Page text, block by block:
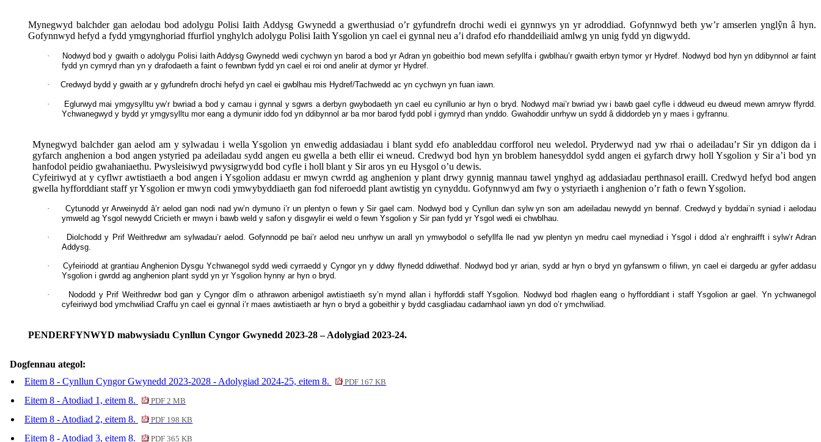
Mynegwyd balchder gan aelodau bod adolygu Polisi Iaith Addysg Gwynedd a gwerthusiad o’r gyfundrefn drochi wedi ei gynnwys yn yr adroddiad. Gofynnwyd beth yw’r amserlen ynglŷn â hyn.
Gofynnwyd hefyd a fydd ymgynghoriad ffurfiol ynghylch adolygu Polisi Iaith Ysgolion yn cael ei gynnal neu a’i drafod efo rhanddeiliaid amlwg yn unig fydd yn digwydd.
·
Nodwyd bod y gwaith o adolygu Polisi Iaith Addysg Gwynedd wedi cychwyn yn barod a bod yr Adran yn gobeithio bod mewn sefyllfa i gwblhau’r gwaith erbyn tymor yr Hydref. Nodwyd bod hyn yn ddibynnol ar faint
fydd yn cymryd rhan yn y drafodaeth a faint o fewnbwn fydd yn cael ei roi ond anelir at dymor yr Hydref.
· Credwyd bydd y gwaith ar y gyfundrefn drochi hefyd yn cael ei gwblhau mis Hydref/Tachwedd ac yn cychwyn yn fuan iawn.
·
Eglurwyd mai ymgysylltu yw’r bwriad a bod y camau i gynnal y sgwrs a derbyn gwybodaeth yn cael eu cynllunio ar hyn o bryd. Nodwyd mai’r bwriad yw i bawb gael cyfle i ddweud eu dweud mewn amryw ffyrdd.
Ychwanegwyd y bydd yr ymgysylltu mor eang a dymunir iddo fod yn ddibynnol ar ba mor barod fydd pobl i gymryd rhan ynddo. Gwahoddir unrhyw un sydd â diddordeb yn y maes i gyfrannu.
Mynegwyd balchder gan aelod am y sylwadau i wella Ysgolion yn enwedig addasiadau i blant sydd efo anableddau corfforol neu weledol. Pryderwyd nad yw rhai o adeiladau’r Sir yn ddigon da i
gyfarch anghenion a bod angen ystyried pa adeiladau sydd angen eu gwella a beth ellir ei wneud. Credwyd bod hyn yn broblem hanesyddol sydd angen ei gyfarch drwy holl Ysgolion y Sir a’i bod yn
hanfodol peidio gwahaniaethu. Pwysleisiwyd pwysigrwydd bod cyfle i holl blant y Sir aros yn eu Hysgol o’u dewis.
Cyfeiriwyd at y cyflwr awtistiaeth a bod angen i Ysgolion addasu er mwyn cwrdd ag anghenion y plant drwy gynnig mannau tawel ynghyd ag addasiadau perthnasol eraill. Credwyd hefyd bod angen
gwella hyfforddiant staff yr Ysgolion er mwyn codi ymwybyddiaeth gan fod niferoedd plant awtistig yn cynyddu. Gofynnwyd am fwy o ystyriaeth i anghenion o’r fath o fewn Ysgolion.
· Cytunodd yr Arweinydd â’r aelod gan nodi nad yw’n dymuno i’r un plentyn o fewn y Sir gael cam. Nodwyd bod y Cynllun dan sylw ynson am adeiladau newydd yn bennaf. Credwyd y byddai’n syniad i aelodau
ymweld ag Ysgol newydd Cricieth er mwyn i bawb weld y safon y disgwylir ei weld o fewn Ysgolion y Sir pan fydd yr Ysgol wedi ei chwblhau.
·
Diolchodd y Prif Weithredwr am sylwadau’r aelod. Gofynnodd pe bai’r aelod neu unrhyw un arall yn ymwybodol o sefyllfa lle nad yw plentyn yn medru cael mynediad i Ysgol i ddod a’r enghraifft i sylw’r Adran
Addysg.
·
Cyfeiriodd at grantiau Anghenion Dysgu Ychwanegol sydd wedi cyrraedd y Cyngor yn y ddwy flynedd ddiwethaf. Nodwyd bod yr arian, sydd ar hyn o bryd yn gyfanswm o filiwn, yn cael ei dargedu ar gyfer addasu
Ysgolion i gwrdd ag anghenion plant sydd yn yr Ysgolion hynny ar hyn o bryd.
·
Nododd y Prif Weithredwr bod gan y Cyngor dîm o athrawon arbenigol awtistiaeth sy’n mynd allan i hyfforddi staff Ysgolion. Nodwyd bod rhaglen eang o hyfforddiant i staff Ysgolion ar gael. Yn ychwanegol
cyfeiriwyd bod ymchwiliad Craffu yn cael ei gynnal i’r maes awtistiaeth ar hyn o bryd a gobeithir y bydd casgliadau cadarnhaol iawn yn dod o’r ymchwiliad.
PENDERFYNWYD mabwysiadu Cynllun Cyngor Gwynedd 2023-28 – Adolygiad 2023-24.
Dogfennau ategol:
Eitem 8 - Cynllun Cyngor Gwynedd 2023-2028 - Adolygiad 2024-25, eitem 8.
PDF 167 KB
Eitem 8 - Atodiad 1, eitem 8. PDF 2 MB
Eitem 8 - Atodiad 2, eitem 8. PDF 198 KB
Eitem 8 - Atodiad 3, eitem 8. PDF 365 KB